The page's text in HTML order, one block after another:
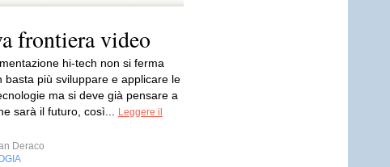
frontiera video
hi-tech non si ferma
basta più sviluppare e applicare le
ma si deve già pensare a
sarà il futuro, così...
Leggere il
Deraco